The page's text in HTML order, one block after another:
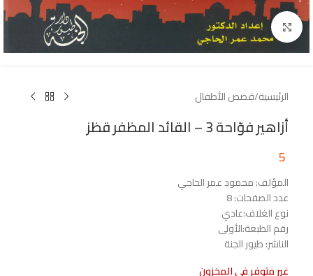
Click to enlarge
الرئيسية/قصص الأطفال
أزاهير فوّاحة 3 – القائد المظفر قظز
5
المؤلف: محمود عمر الحاجي
عدد الصفحات: 8
نوع الغلاف:عادي
رقم الطبعة:الأولى
الناشر: طيور الجنة
غير متوفر في المخزون